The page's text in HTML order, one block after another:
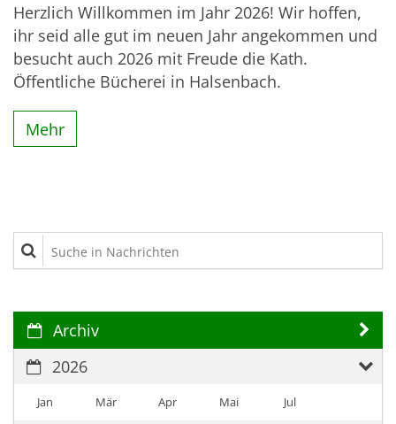
Herzlich Willkommen im Jahr 2026! Wir hoffen,
ihr seid alle gut im neuen Jahr angekommen und
besucht auch 2026 mit Freude die Kath.
Öffentliche Bücherei in Halsenbach.
Mehr
Suche in Nachrichten
Archiv
2026
Jan Mär Apr Mai Jul